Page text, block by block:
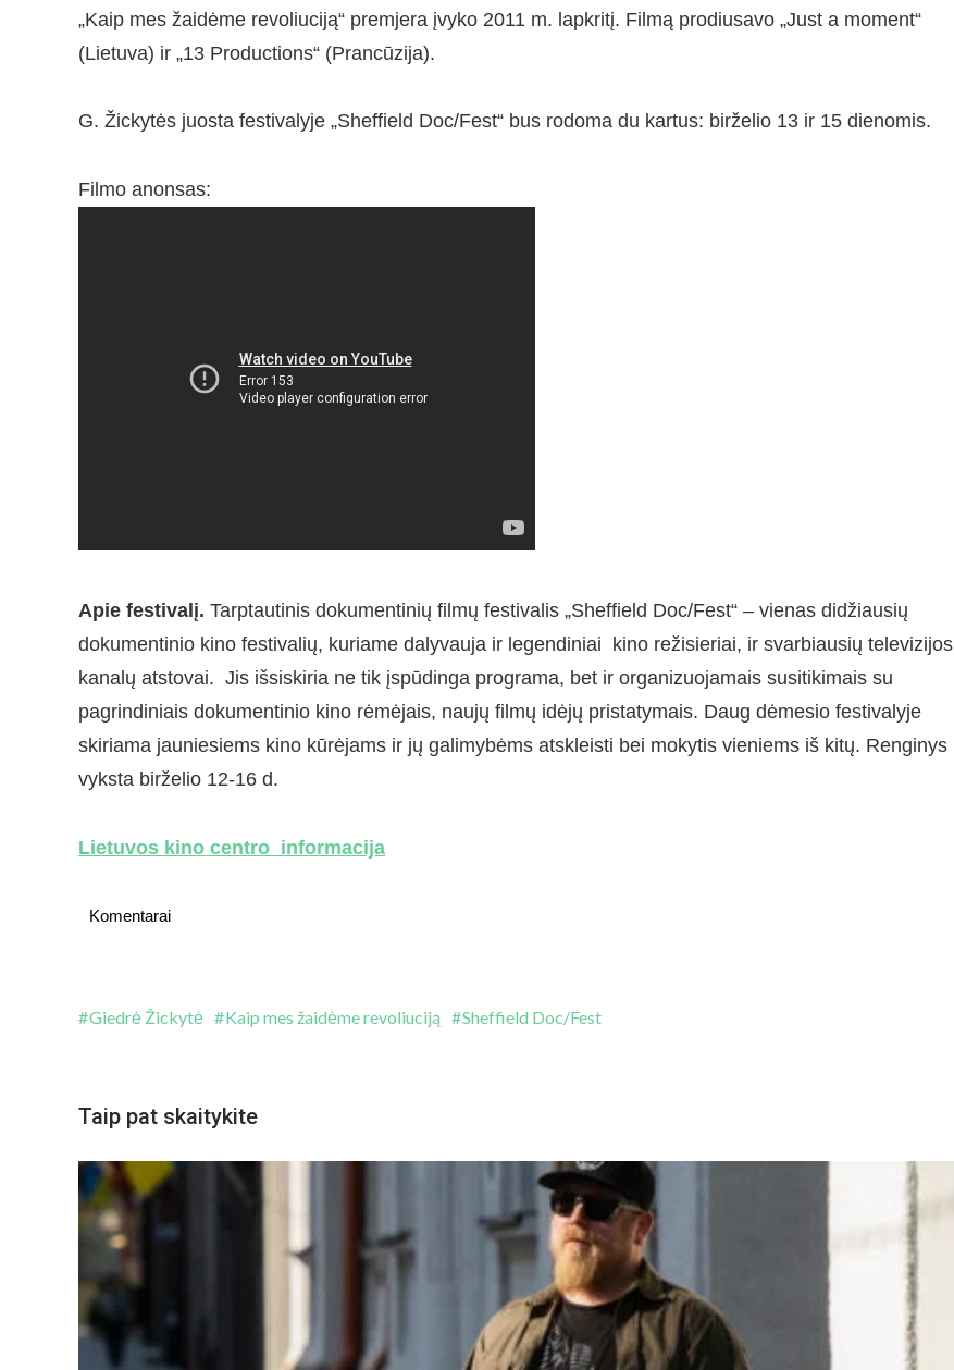
„Kaip mes žaidėme revoliuciją“ premjera įvyko 2011 m. lapkritį. Filmą prodiusavo „Just a moment“
(Lietuva) ir „13 Productions“ (Prancūzija).
G. Žickytės juosta festivalyje „Sheffield Doc/Fest“ bus rodoma du kartus: birželio 13 ir 15 dienomis.
Filmo anonsas:
Apie festivalį. Tarptautinis dokumentinių filmų festivalis „Sheffield Doc/Fest“ – vienas didžiausių
dokumentinio kino festivalių, kuriame dalyvauja ir legendiniai kino režisieriai, ir svarbiausių televizijos
kanalų atstovai. Jis išsiskiria ne tik įspūdinga programa, bet ir organizuojamais susitikimais su
pagrindiniais dokumentinio kino rėmėjais, naujų filmų idėjų pristatymais. Daug dėmesio festivalyje
skiriama jauniesiems kino kūrėjams ir jų galimybėms atskleisti bei mokytis vieniems iš kitų. Renginys
vyksta birželio 12-16 d.
Lietuvos kino centro informacija
Komentarai
Giedrė Žickytė Kaip mes žaidėme revoliuciją Sheffield Doc/Fest
Taip pat skaitykite